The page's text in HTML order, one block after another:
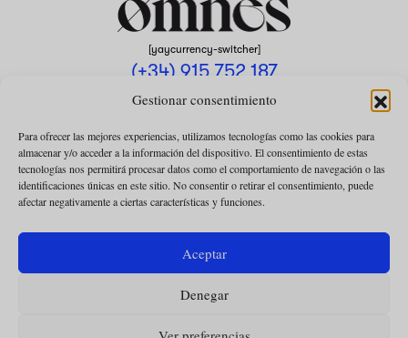
Gestionar consentimiento
Para ofrecer las mejores experiencias, utilizamos tecnologías como las cookies para
almacenar y/o acceder a la información del dispositivo. El consentimiento de estas
tecnologías nos permitirá procesar datos como el comportamiento de navegación o las
identificaciones únicas en este sitio. No consentir o retirar el consentimiento, puede
afectar negativamente a ciertas características y funciones.
Aceptar
Denegar
[yaycurrency-switcher]
(+34) 915 752 187
omnes@omnesmag.com
POLÍTICA DE PRIVACIDAD
USO DE COOKIES
CONDICIONES DE LA COLABORACIÓN